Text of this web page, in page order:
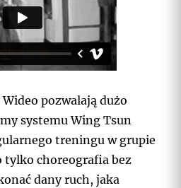
pozwalają dużo
systemu Wing Tsun
treningu w grupie
tylko choreografia bez
dany ruch, jaka